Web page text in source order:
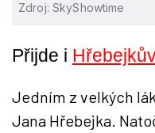
Zdroj: SkyShowtime
Přijde i
Jedním z velkých
Jana Hřebejka.